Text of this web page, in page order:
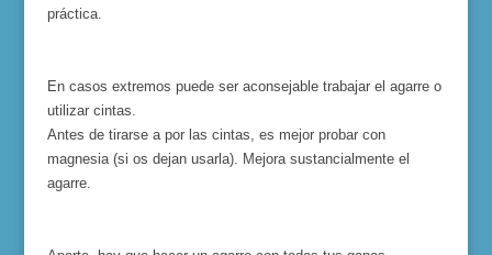
práctica.
En casos extremos puede ser aconsejable trabajar el agarre o
utilizar cintas.
Antes de tirarse a por las cintas, es mejor probar con
magnesia (si os dejan usarla). Mejora sustancialmente el
agarre.